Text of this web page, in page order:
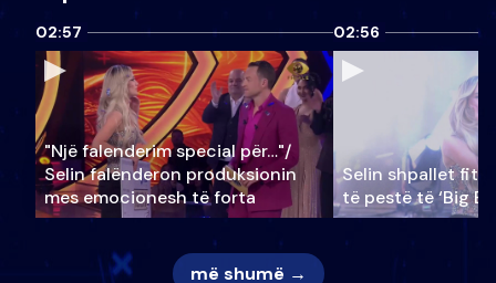
02:57
"Një falenderim special për…"/
Selin falënderon produksionin
mes emocionesh të forta
02:56
Selin shpallet
të pestë të ‘Big
më shumë →